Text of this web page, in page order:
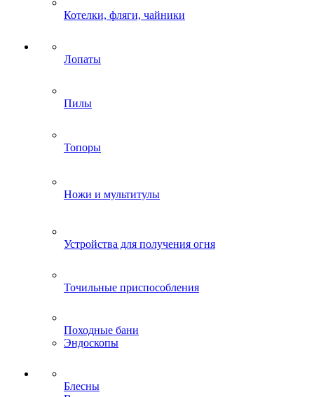
Котелки, фляги, чайники
Лопаты
Пилы
Топоры
Ножи и мультитулы
Устройства для получения огня
Точильные приспособления
Походные бани
Эндоскопы
Блесны